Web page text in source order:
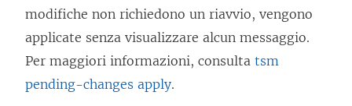
modifiche non richiedono un riavvio, vengono
applicate senza visualizzare alcun messaggio.
Per maggiori informazioni, consulta tsm
pending-changes apply.